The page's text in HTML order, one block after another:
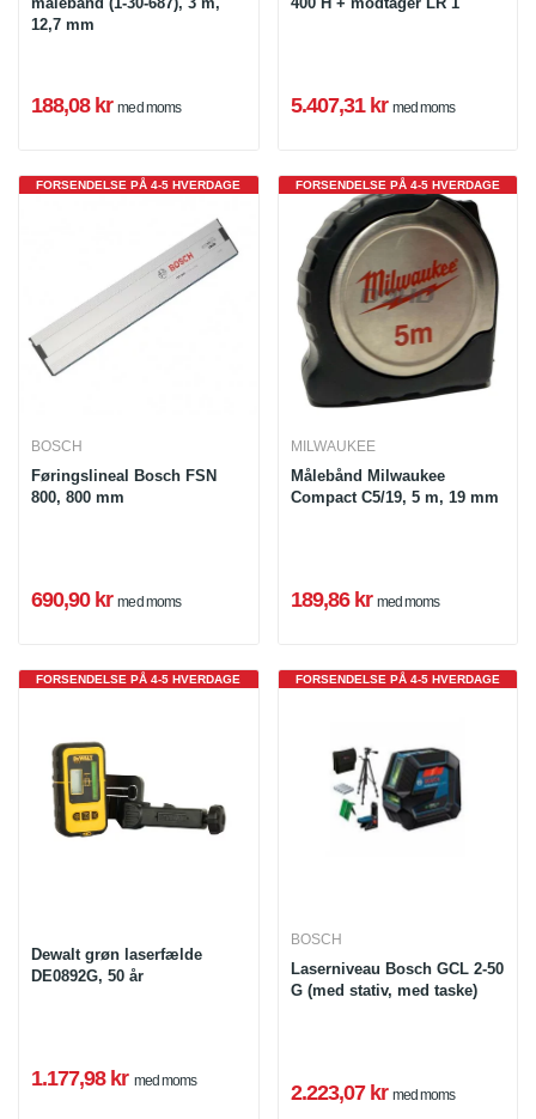
12,7 mm
188,08 kr med moms 5.407,31 kr med moms
FORSENDELSE PÅ 4-5 HVERDAGE
BOSCH
Føringslineal Bosch FSN
800, 800 mm
690,90 kr med moms
FORSENDELSE PÅ 4-5 HVERDAGE
MILWAUKEE
Målebånd Milwaukee
Compact C5/19, 5 m, 19 mm
189,86 kr med moms
FORSENDELSE PÅ 4-5 HVERDAGE
Dewalt grøn laserfælde
DE0892G, 50 år
1.177,98 kr med moms
FORSENDELSE PÅ 4-5 HVERDAGE
BOSCH
Laserniveau Bosch GCL 2-50
G (med stativ, med taske)
2.223,07 kr med moms